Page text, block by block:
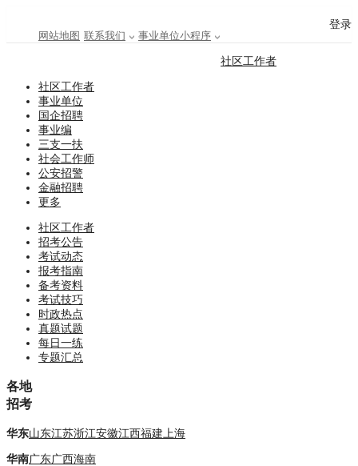
网站地图 联系我们 事业单位小程序
登录
社区工作者
社区工作者
事业单位
国企招聘
事业编
三支一扶
社会工作师
公安招警
金融招聘
更多
社区工作者
招考公告
考试动态
报考指南
备考资料
考试技巧
时政热点
真题试题
每日一练
专题汇总
各地
招考
华东山东江苏浙江安徽江西福建 上海
华南广东广西海南